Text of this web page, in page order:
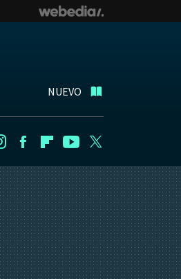
NUEVO
InstagramFacebookFlipboard
Youtube